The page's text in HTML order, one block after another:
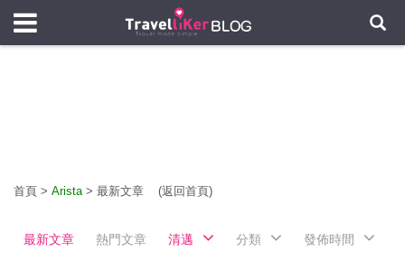
首頁 > Arista> 最新文章 (返回首頁)
最新文章 熱門文章 清邁 分類 發佈時間